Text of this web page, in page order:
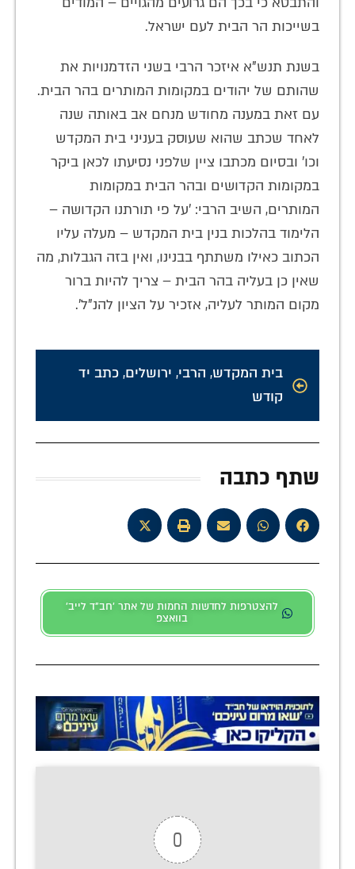
בשייכות הר הבית לעם ישראל.
בשנת תנש"א איזכר הרבי בשני הזדמנויות את
שהותם של יהודים במקומות המותרים בהר הבית.
עם זאת במענה מחודש מנחם אב באותה שנה
לאחד שכתב שהוא שעוסק בעניני בית המקדש
וכו’ ובסיום מכתבו ציין שלפני נסיעתו לכאן ביקר
במקומות הקדושים ובהר הבית במקומות
המותרים, השיב הרבי: 'על פי תורתנו הקדושה –
הלימוד בהלכות בנין בית המקדש – מעלה עליו
הכתוב כאילו משתתף בבנינו, ואין בזה הגבלות, מה
שאין כן בעליה בהר הבית – צריך להיות ברור
מקום המותר לעליה, אזכיר על הציון להנ"ל'.
בית המקדש, הרבי, ירושלים, כתב יד
קודש
שתף כתבה
להצטרפות לחדשות החמות של אתר 'חב"ד לייב'
בוואצפ
0